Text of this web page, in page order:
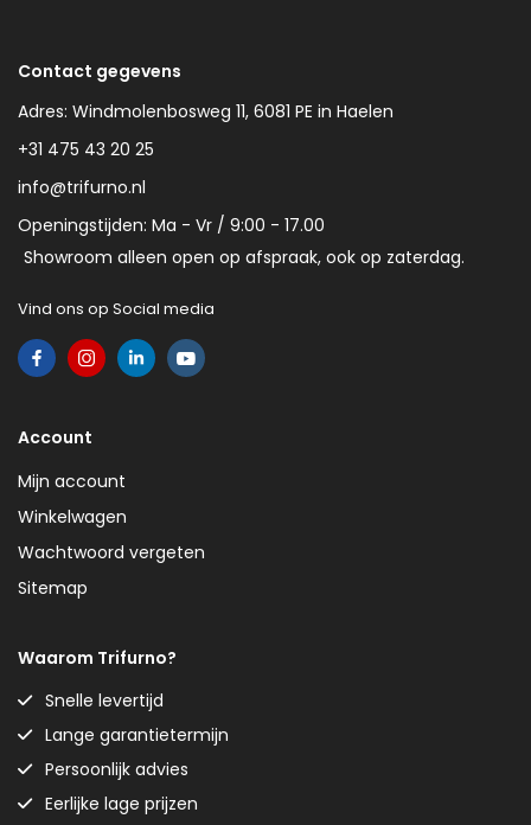
Contact gegevens
Adres: Windmolenbosweg 11, 6081 PE in Haelen
+31 475 43 20 25
info@trifurno.nl
Openingstijden: Ma - Vr / 9:00 - 17.00
Showroom alleen open op afspraak, ook op zaterdag.
Vind ons op Social media
Account
Mijn account
Winkelwagen
Wachtwoord vergeten
Sitemap
Waarom Trifurno?
Snelle levertijd
Lange garantietermijn
Persoonlijk advies
Eerlijke lage prijzen